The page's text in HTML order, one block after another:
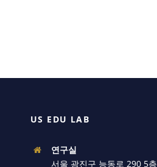
US EDU LAB
연구실
서울 광진구 능동로 290 5층